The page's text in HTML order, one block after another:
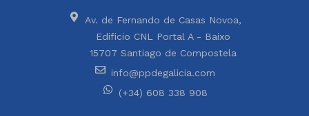
Av. de Fernando de Casas Novoa,
Edificio CNL Portal A - Baixo
15707 Santiago de Compostela
info@ppdegalicia.com
(+34) 608 338 908